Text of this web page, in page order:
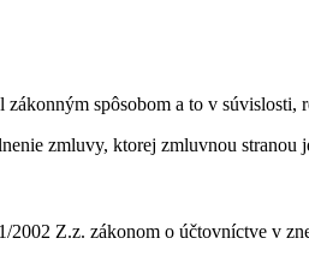
spôsobom a to v súvislosti,
zmluvy, ktorej zmluvnou stranou
Z.z. zákonom o účtovníctve v